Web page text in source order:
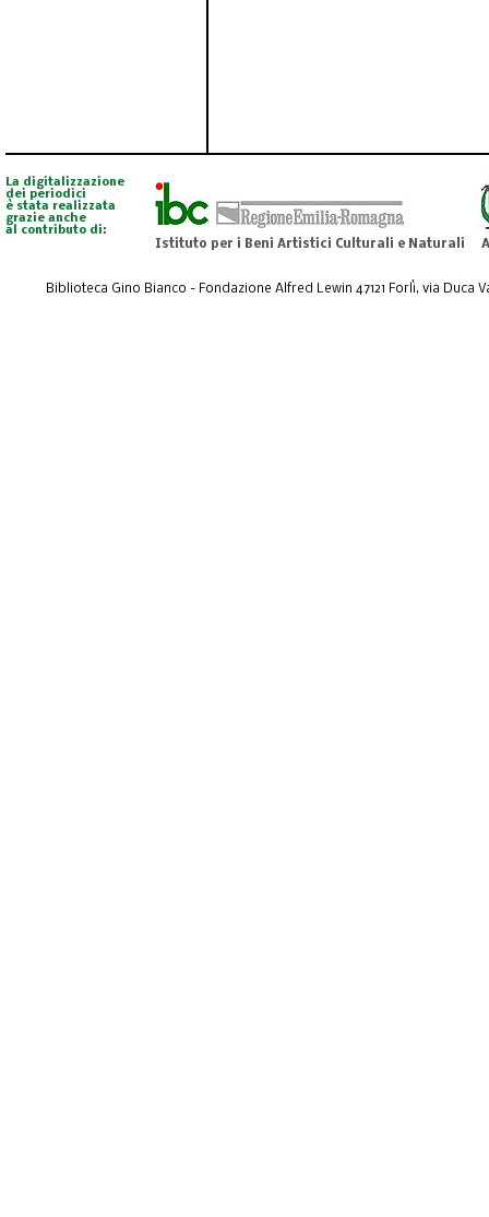
La digitalizzazione
dei periodici
è stata realizzata
grazie anche
al contributo di:
Istituto per i Beni Artistici Culturali e Naturali
Biblioteca Gino Bianco - Fondazione Alfred Lewin 47121 Forlì, via Duca